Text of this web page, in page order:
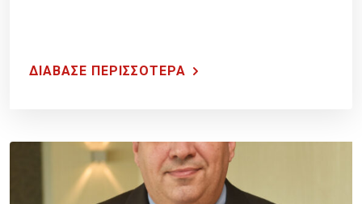
ΔΙΑΒΑΣΕ ΠΕΡΙΣΣΟΤΕΡΑ